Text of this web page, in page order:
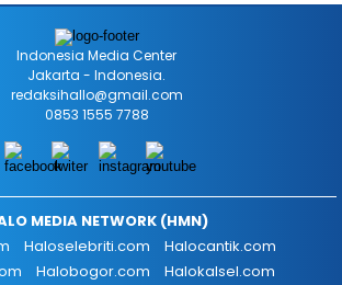
Indonesia Media Center
Jakarta - Indonesia.
redaksihallo@gmail.com
0853 1555 7788
MEDIA NETWORK (HMN)
Haloselebriti.com
Halocantik.com
Halobogor.com
Halokalsel.com